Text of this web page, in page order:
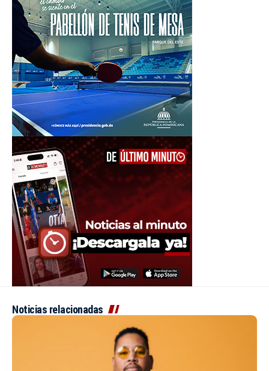
Noticias relacionadas